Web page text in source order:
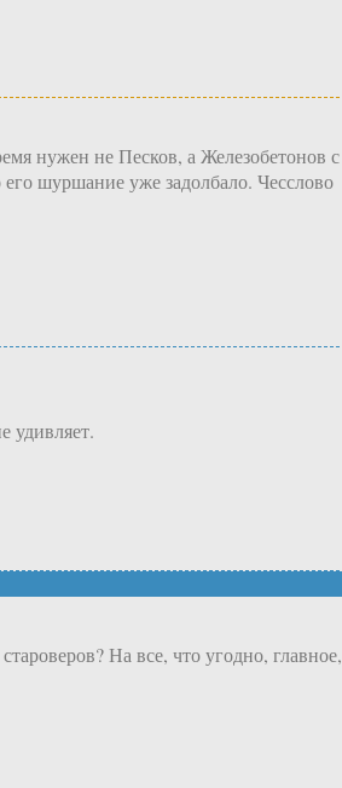
нужен не Песков, а Железобетонов с
шуршание уже задолбало. Чесслово
удивляет.
На все, что угодно, главное,